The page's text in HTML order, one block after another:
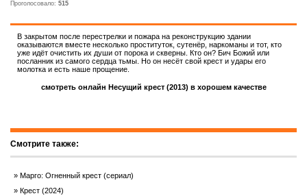
Проголосовало: 515
В закрытом после перестрелки и пожара на реконструкцию здании
оказываются вместе несколько проституток, сутенёр, наркоманы и тот, кто
уже идёт очистить их души от порока и скверны. Кто он? Бич Божий или
посланник из самого сердца тьмы. Но он несёт свой крест и удары его
молотка и есть наше прощение.
смотреть онлайн Несущий крест (2013) в хорошем качестве
Смотрите также:
Марго: Огненный крест (сериал)
Крест (2024)